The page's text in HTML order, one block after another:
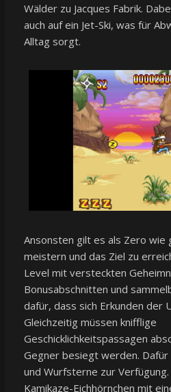
Wälder zu Jacques Fabrik.
auch auf ein Jet-Ski, was für
Alltag sorgt.
Ansonsten gilt es als Zero wie
meistern und das Ziel zu
Level mit versteckten
Bonusabschnitten und
dafür, dass sich Erkunden der
Gleichzeitig müssen knifflige
Geschicklichkeitspassagen
Gegner besiegt werden. Dafür
und Wurfsterne zur
Kamikaze-Eichhörnchen mit